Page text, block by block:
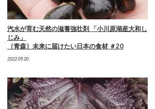
汽水が育む天然の滋養強壮剤 「小川原湖産大和し
じみ」
［青森］未来に届けたい日本の食材 ＃20
2022.09.20